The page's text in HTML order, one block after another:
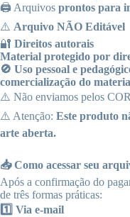
🖨️ Arquivos prontos para
⚠️ Arquivo NÃO Editável
🔐 Direitos autorais
Material protegido por
🚫 Uso pessoal e
comercialização do
⚠️ Não enviamos pelos
⚠️ Atenção: Este produto
arte aberta.
📥 Como acessar seu
Após a confirmação do
de três formas práticas:
1️⃣ Via e-mail